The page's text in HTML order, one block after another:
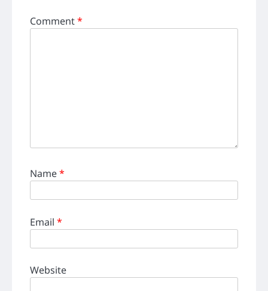
Comment*
Name*
Email *
Website